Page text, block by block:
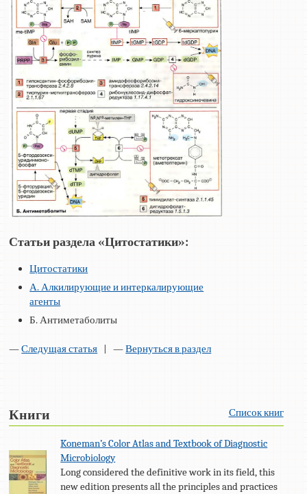
Статьи раздела «Цитостатики»:
Цитостатики
А. Алкилирующие и интеркалирующие
агенты
Б. Антиметаболиты
—Следущая статья | —Вернуться в раздел
Книги Список книг
Koneman’s Color Atlas and Textbook of Diagnostic
Microbiology
Long considered the definitive work in its field, this
new edition presents all the principles and practices